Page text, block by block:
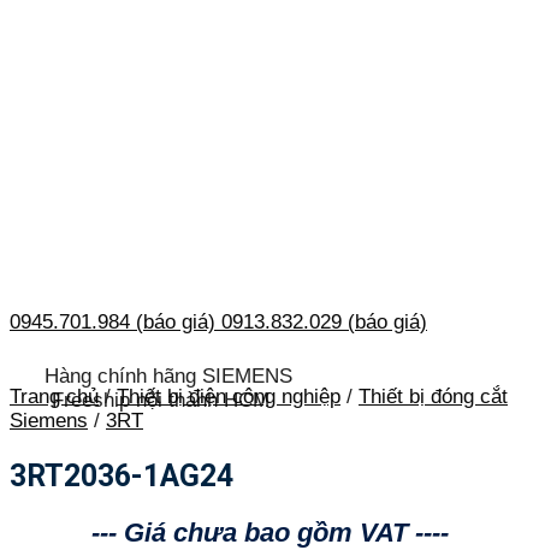
0945.701.984 (báo giá) 0913.832.029 (báo giá)
Hàng chính hãng SIEMENS
Freeship nội thành HCM
Trang chủ / Thiết bị điện công nghiệp / Thiết bị đóng cắt
Siemens / 3RT
3RT2036-1AG24
--- Giá chưa bao gồm VAT ----